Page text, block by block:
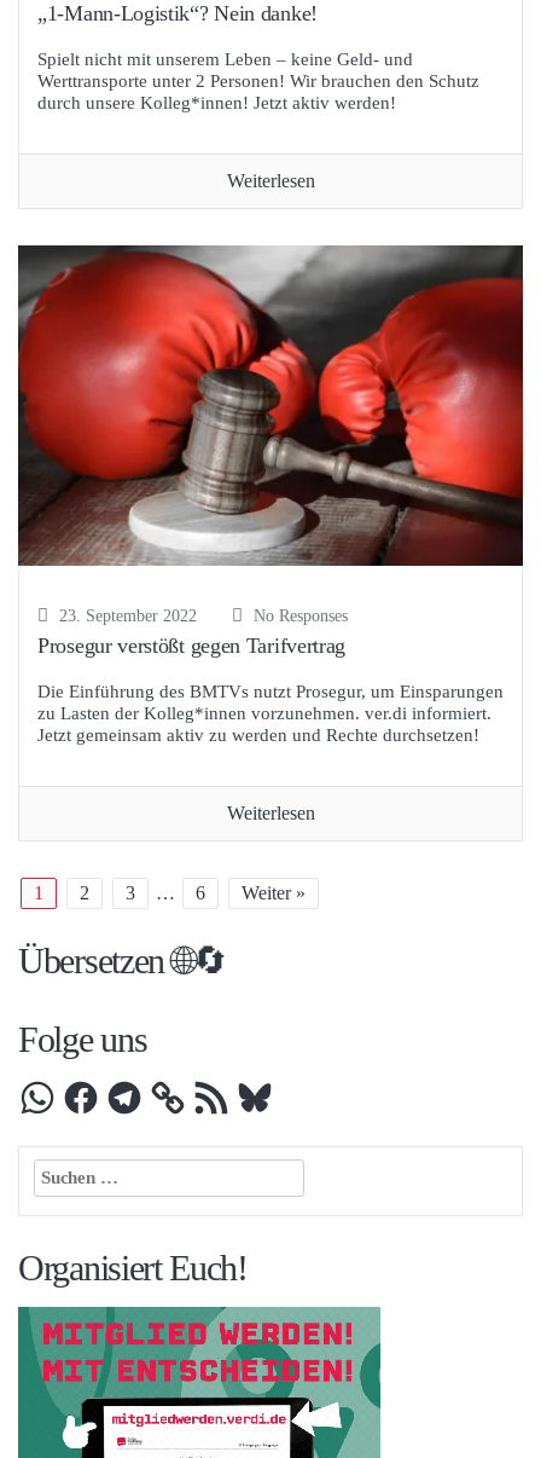
„1‑Mann-Logistik“? Nein danke!
Spielt nicht mit unserem Leben – keine Geld- und
Werttransporte unter 2 Personen! Wir brauchen den Schutz
durch unsere Kolleg*innen! Jetzt aktiv werden!
Weiterlesen
23. September 2022 No Responses
Prosegur verstößt gegen Tarifvertrag
Die Einführung des BMTVs nutzt Prosegur, um Einsparungen
zu Lasten der Kolleg*innen vorzunehmen. ver.di informiert.
Jetzt gemeinsam aktiv zu werden und Rechte durchsetzen!
Weiterlesen
1 2 3 … 6 Weiter »
Übersetzen 🌐🔄
Folge uns
WhatsAppFacebookTelegram
RSS-
Feed
Bluesky
Suchen
nach:
Organisiert Euch!